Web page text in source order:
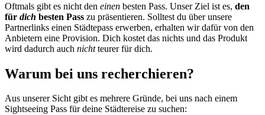
Oftmals gibt es nicht den einen besten Pass. Unser Ziel ist es, den
für dich besten Pass zu präsentieren. Solltest du über unsere
Partnerlinks einen Städtepass erwerben, erhalten wir dafür von den
Anbietern eine Provision. Dich kostet das nichts und das Produkt
wird dadurch auch nichtteurer für dich.
Warum bei uns recherchieren?
Aus unserer Sicht gibt es mehrere Gründe, bei uns nach einem
Sightseeing Pass für deine Städtereise zu suchen: